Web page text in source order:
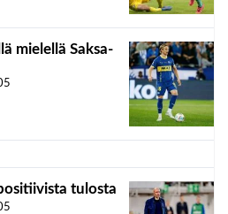
mielellä Saksa-
tulosta